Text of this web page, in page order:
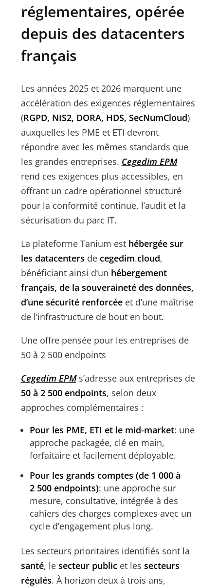
réglementaires, opérée
depuis des datacenters
français
Les années 2025 et 2026 marquent une
accélération des exigences réglementaires
(RGPD, NIS2, DORA, HDS, SecNumCloud)
auxquelles les PME et ETI devront
répondre avec les mêmes standards que
les grandes entreprises. Cegedim EPM
rend ces exigences plus accessibles, en
offrant un cadre opérationnel structuré
pour la conformité continue, l’audit et la
sécurisation du parc IT.
La plateforme Tanium est hébergée sur
les datacenters de cegedim.cloud,
bénéficiant ainsi d’un hébergement
français, de la souveraineté des données,
d’une sécurité renforcéeet d’une maîtrise
de l’infrastructure de bout en bout.
Une offre pensée pour les entreprises de
50 à 2 500 endpoints
Cegedim EPMs’adresse aux entreprises de
50 à 2 500 endpoints, selon deux
approches complémentaires :
Pour les PME, ETI et le mid-market: une
approche packagée, clé en main,
forfaitaire et facilement déployable.
Pour les grands comptes (de 1 000 à
2 500 endpoints): une approche sur
mesure, consultative, intégrée à des
cahiers des charges complexes avec un
cycle d’engagement plus long.
Les secteurs prioritaires identifiés sont la
santé, le secteur publicet les secteurs
régulés. À horizon deux à trois ans,